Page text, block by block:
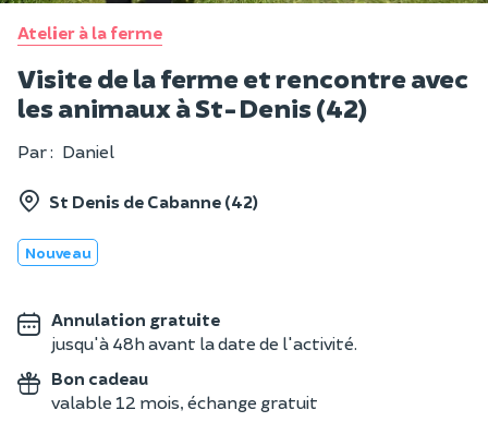
Atelier à la ferme
Visite de la ferme et rencontre avec
les animaux à St-Denis (42)
Par : Daniel
St Denis de Cabanne (42)
Nouveau
Annulation gratuite
jusqu'à 48h avant la date de l'activité.
Bon cadeau
valable 12 mois, échange gratuit